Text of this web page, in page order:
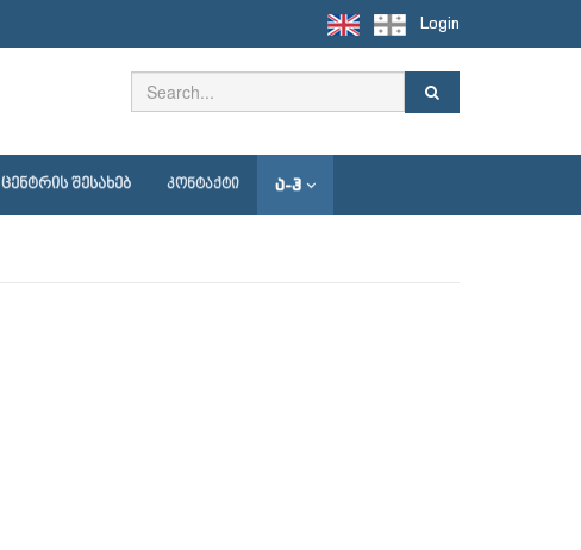
Login
ᲪᲔᲜᲢᲠᲘᲡ ᲨᲔᲡᲐᲮᲔᲑ ᲙᲝᲜᲢᲐᲥᲢᲘ Ა-Ჰ